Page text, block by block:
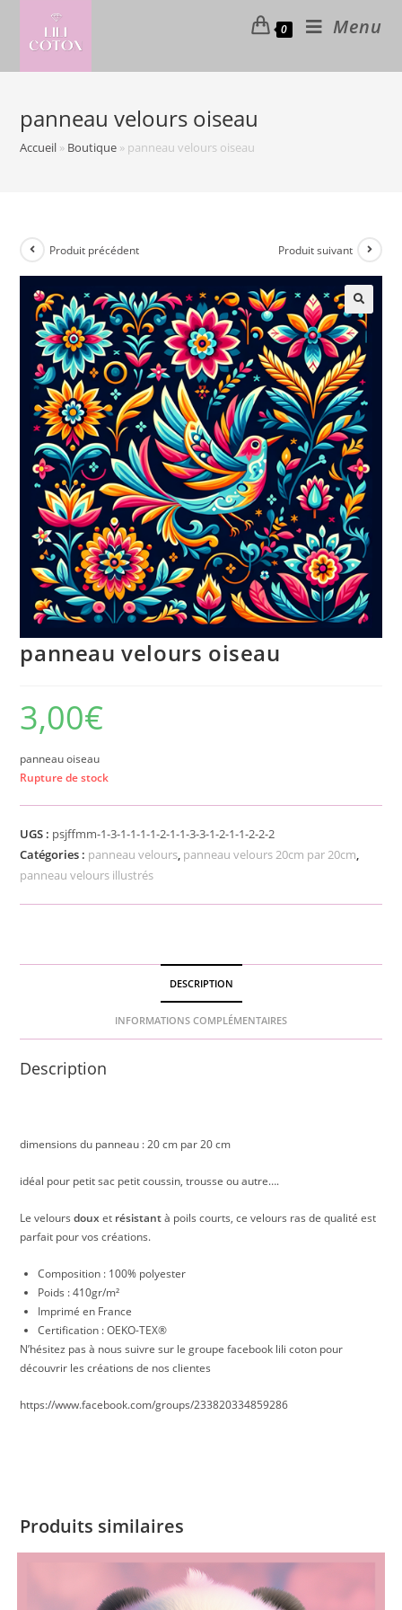
content
0 Menu
panneau velours oiseau
Accueil » Boutique » panneau velours oiseau
Produit précédent Produit suivant
🔍
panneau velours oiseau
3,00€
panneau oiseau
Rupture de stock
UGS : psjffmm-1-3-1-1-1-1-2-1-1-3-3-1-2-1-1-2-2-2
Catégories : panneau velours, panneau velours 20cm par 20cm,
panneau velours illustrés
DESCRIPTION
INFORMATIONS COMPLÉMENTAIRES
Description
dimensions du panneau : 20 cm par 20 cm
idéal pour petit sac petit coussin, trousse ou autre….
Le veloursdouxet résistantà poils courts, ce velours ras de qualité est
parfait pour vos créations.
Composition : 100% polyester
Poids : 410gr/m²
Imprimé en France
Certification : OEKO-TEX®
N’hésitez pas à nous suivre sur le groupe facebook lili coton pour
découvrir les créations de nos clientes
https://www.facebook.com/groups/233820334859286
Produits similaires